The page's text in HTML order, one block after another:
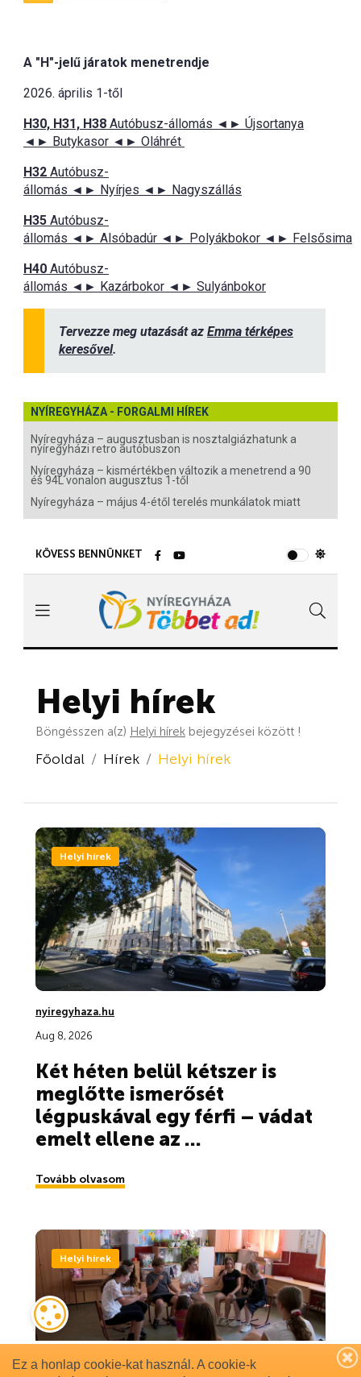
A "H"-jelű járatok menetrendje
2026. április 1-től
H30, H31, H38 Autóbusz-állomás ◄► Újsortanya
◄► Butykasor ◄► Oláhrét
H32 Autóbusz-
állomás ◄► Nyírjes ◄► Nagyszállás
H35 Autóbusz-
állomás ◄► Alsóbadúr ◄► Polyákbokor ◄► Felsősima
H40 Autóbusz-
állomás ◄► Kazárbokor ◄► Sulyánbokor
Tervezze meg utazását az Emma térképes
keresővel.
NYÍREGYHÁZA - FORGALMI HÍREK
Nyíregyháza – augusztusban is nosztalgiázhatunk a
nyíregyházi retro autóbuszon
Nyíregyháza – kismértékben változik a menetrend a 90
és 94L vonalon augusztus 1-től
Nyíregyháza – május 4-étől terelés munkálatok miatt
Ez a honlap cookie-kat használ. A cookie-k